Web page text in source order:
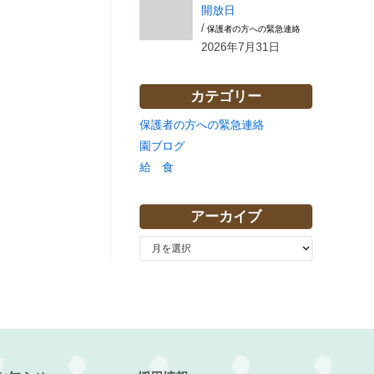
開放日
/ 保護者の方への緊急連絡
2026年7月31日
カテゴリー
保護者の方への緊急連絡
園ブログ
給 食
アーカイブ